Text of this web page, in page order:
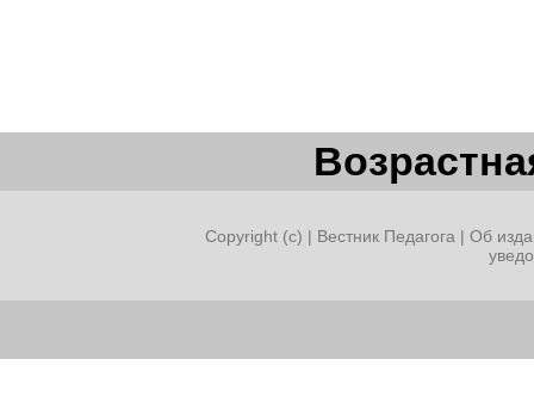
Copyright (c) | Вестник Педагога | Об